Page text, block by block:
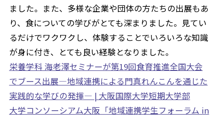
ました。また、多様な企業や団体の方たちの出展もあ
り、食についての学びがとても深まりました。見てい
るだけでワクワクし、体験することでいろいろな知識
が身に付き、とても良い経験となりました。
栄養学科 海老澤セミナーが第19回食育推進全国大会
でブース出展―地域連携による門真れんこんを通じた
実践的な学びの発揮― | 大阪国際大学短期大学部
大学コンソーシアム大阪「地域連携学生フォーラム in